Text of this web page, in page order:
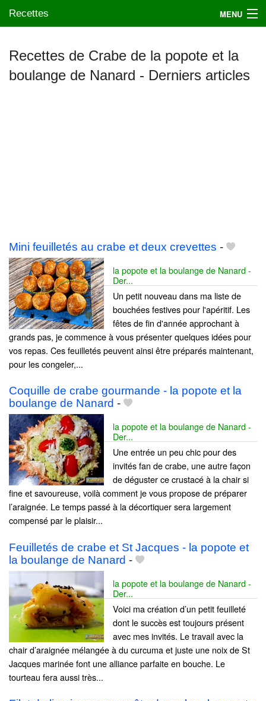
Recettes MENU
Mes blogs préférés
Recettes de Crabe de la popote et la
boulange de Nanard - Derniers articles
Mini feuilletés au crabe et deux crevettes -
la popote et la boulange de Nanard -
Der...
Un petit nouveau dans ma liste de
bouchées festives pour l'apéritif. Les
fêtes de fin d'année approchant à
grands pas, je commence à vous présenter quelques idées pour
vos repas. Ces feuilletés peuvent ainsi être préparés maintenant,
pour les congeler,...
Coquille de crabe gourmande - la popote et la
boulange de Nanard -
la popote et la boulange de Nanard -
Der...
Une entrée un peu chic pour des
invités fan de crabe, une autre façon
de déguster ce crustacé à la chair si
fine et savoureuse, voilà comment je vous propose de préparer
l’araignée. Le temps passé à la décortiquer sera largement
compensé par le plaisir...
Feuilletés de crabe et St Jacques - la popote et
la boulange de Nanard -
la popote et la boulange de Nanard -
Der...
Voici ma création d’un petit feuilleté
dont le succès est toujours présent
avec mes invités. Le travail avec la
chair d’araignée mélangée à du curcuma et juste une noix de St
Jacques marinée font une alliance parfaite en bouche. Le
tourteau fera aussi très...